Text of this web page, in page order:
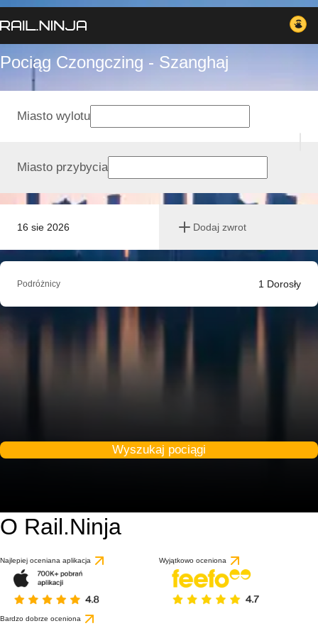
Pociąg Czongczing - Szanghaj
16 sie 2026 Dodaj zwrot
Miasto wylotu
Miasto przybycia
Podróżnicy 1 Dorosły
Wyszukaj pociągi
O Rail.Ninja
Najlepiej oceniana aplikacja Wyjątkowo oceniona
Bardzo dobrze oceniona
na podstawie 1